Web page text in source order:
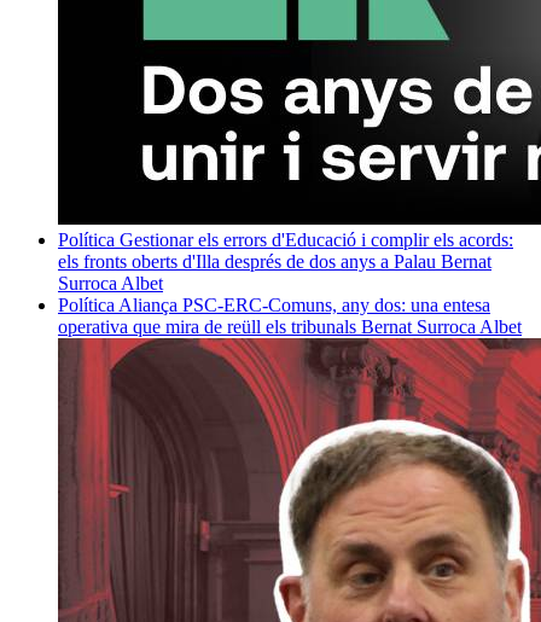
Política Gestionar els errors d'Educació i complir els acords:
els fronts oberts d'Illa després de dos anys a Palau Bernat
Surroca Albet
Política Aliança PSC-ERC-Comuns, any dos: una entesa
operativa que mira de reüll els tribunals Bernat Surroca Albet